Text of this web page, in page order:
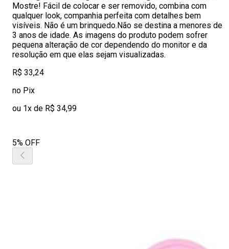
Mostre! Fácil de colocar e ser removido, combina com
qualquer look, companhia perfeita com detalhes bem
visíveis. Não é um brinquedo.Não se destina a menores de
3 anos de idade. As imagens do produto podem sofrer
pequena alteração de cor dependendo do monitor e da
resolução em que elas sejam visualizadas.
R$ 33,24
no Pix
ou 1x de R$ 34,99
5% OFF